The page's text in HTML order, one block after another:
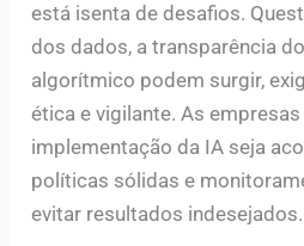
está isenta de desafios.
dos dados, a transparência
algorítmico podem surgir,
ética e vigilante. As
implementação da IA seja
políticas sólidas e
evitar resultados indesejados.